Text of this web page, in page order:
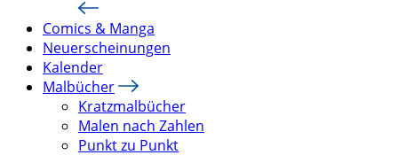
Comics & Manga
Neuerscheinungen
Kalender
Malbücher
Kratzmalbücher
Malen nach Zahlen
Punkt zu Punkt